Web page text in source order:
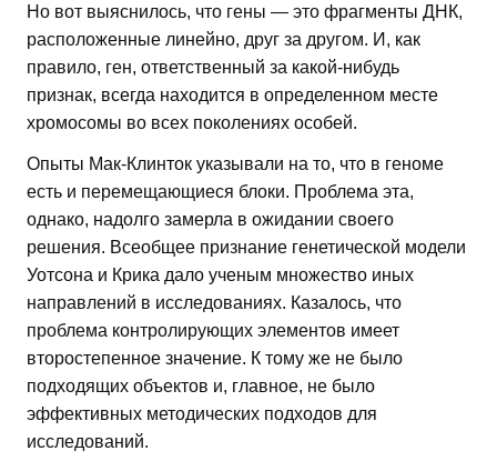
Но вот выяснилось, что гены — это фрагменты ДНК,
расположенные линейно, друг за другом. И, как
правило, ген, ответственный за какой-нибудь
признак, всегда находится в определенном месте
хромосомы во всех поколениях особей.
Опыты Мак-Клинток указывали на то, что в геноме
есть и перемещающиеся блоки. Проблема эта,
однако, надолго замерла в ожидании своего
решения. Всеобщее признание генетической модели
Уотсона и Крика дало ученым множество иных
направлений в исследованиях. Казалось, что
проблема контролирующих элементов имеет
второстепенное значение. К тому же не было
подходящих объектов и, главное, не было
эффективных методических подходов для
исследований.